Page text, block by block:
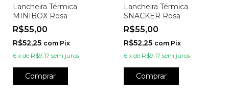
Lancheira Térmica
MINIBOX Rosa
R$55,00
R$52,25 com Pix
6 x de R$9,17 sem juros
Comprar
Lancheira Térmica
SNACKER Rosa
R$55,00
R$52,25 com Pix
6 x de R$9,17 sem juros
Comprar